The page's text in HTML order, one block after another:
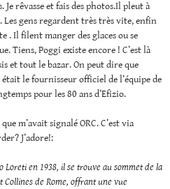
rêvasse et fais des photos.Il pleut à
Les gens regardent très très vite, enfin
. Il filent manger des glaces ou se
Tiens, Poggi existe encore ! C’est là
et tout le bazar. On peut dire que
le fournisseur officiel de l’équipe de
pour les 80 ans d’Efizio.
m’avait signalé ORC. C’est via
J’adore!:
Loreti en 1938, il se trouve au sommet de la
Collines de Rome, offrant une vue